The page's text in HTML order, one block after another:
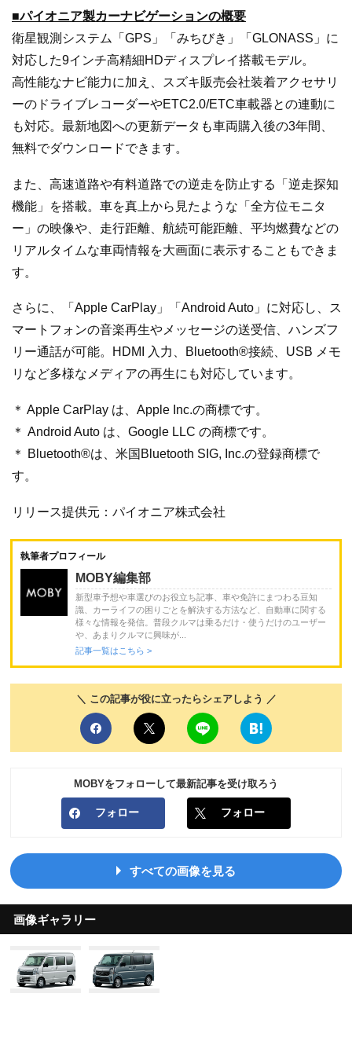
■パイオニア製カーナビゲーションの概要
衛星観測システム「GPS」「みちびき」「GLONASS」に
対応した9インチ高精細HDディスプレイ搭載モデル。
高性能なナビ能力に加え、スズキ販売会社装着アクセサリ
ーのドライブレコーダーやETC2.0/ETC車載器との連動に
も対応。最新地図への更新データも車両購入後の3年間、
無料でダウンロードできます。
また、高速道路や有料道路での逆走を防止する「逆走探知
機能」を搭載。車を真上から見たような「全方位モニタ
ー」の映像や、走行距離、航続可能距離、平均燃費などの
リアルタイムな車両情報を大画面に表示することもできま
す。
さらに、「Apple CarPlay」「Android Auto」に対応し、ス
マートフォンの音楽再生やメッセージの送受信、ハンズフ
リー通話が可能。HDMI 入力、Bluetooth®接続、USB メモ
リなど多様なメディアの再生にも対応しています。
＊ Apple CarPlay は、Apple Inc.の商標です。
＊ Android Auto は、Google LLC の商標です。
＊ Bluetooth®は、米国Bluetooth SIG, Inc.の登録商標で
す。
リリース提供元：パイオニア株式会社
執筆者プロフィール
MOBY編集部
新型車予想や車選びのお役立ち記事、車や免許にまつわる豆知
識、カーライフの困りごとを解決する方法など、自動車に関する
様々な情報を発信。普段クルマは乗るだけ・使うだけのユーザー
や、あまりクルマに興味が...
記事一覧はこちら >
＼ この記事が役に立ったらシェアしよう ／
MOBYをフォローして最新記事を受け取ろう
フォロー フォロー
すべての画像を見る
画像ギャラリー